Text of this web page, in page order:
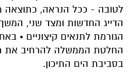
לטובה - ככל הנראה, כתוצאה
הדייג החדשות ומצד שני,
הגורמת לתנאים קיצוניים •
החלטת הממשלה להרחיב את
בסביבת הים התיכון.